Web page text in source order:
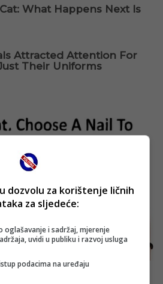
dozvolu za korištenje ličnih
za sljedeće:
oglašavanje i sadržaj, mjerenje
uvidi u publiku i razvoj usluga
podacima na uređaju